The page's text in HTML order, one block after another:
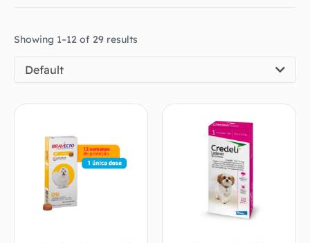
Showing 1–12 of 29 results
Default